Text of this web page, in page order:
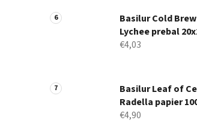
Basilur Cold
Lychee prebal
€4,03
Basilur Leaf of
Radella papier
€4,90